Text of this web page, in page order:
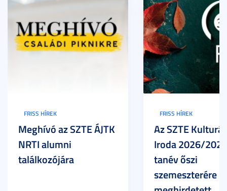
FRISS HÍREK
Meghívó az SZTE ÁJTK
NRTI alumni
találkozójára
FRISS HÍREK
Az SZTE
Iroda 2026/
tanév őszi
szemeszterére